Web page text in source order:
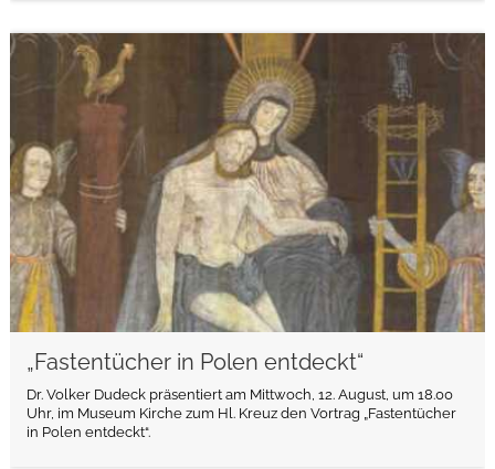
„Fastentücher in Polen entdeckt“
Dr. Volker Dudeck präsentiert am Mittwoch, 12. August, um 18.00
Uhr, im Museum Kirche zum Hl. Kreuz den Vortrag „Fastentücher
in Polen entdeckt“.
weiterlesen